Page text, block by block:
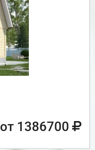
от 1386700